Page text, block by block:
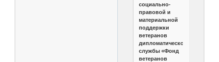
социально-
правовой и
материальной
поддержки
ветеранов
дипломатической
службы «Фонд
ветеранов